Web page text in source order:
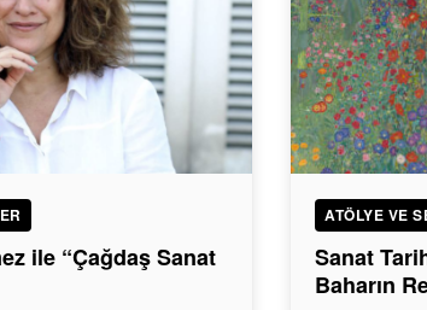
ile “Çağdaş Sanat
ATÖLYE VE
Sanat
Baharın